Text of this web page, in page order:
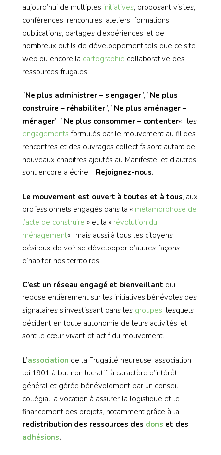
aujourd’hui de multiples initiatives, proposant visites,
conférences, rencontres, ateliers, formations,
publications, partages d’expériences, et de
nombreux outils de développement tels que ce site
web ou encore la cartographie collaborative des
ressources frugales.
“Ne plus administrer – s’engager”, “Ne plus
construire – réhabiliter”, “Ne plus aménager –
ménager”, “Ne plus consommer – contenter« , les
engagements formulés par le mouvement au fil des
rencontres et des ouvrages collectifs sont autant de
nouveaux chapitres ajoutés au Manifeste, et d’autres
sont encore a écrire… Rejoignez-nous.
Le mouvement est ouvert à toutes et à tous, aux
professionnels engagés dans la « métamorphose de
l’acte de construire » et la « révolution du
ménagement« , mais aussi à tous les citoyens
désireux de voir se développer d’autres façons
d’habiter nos territoires.
C’est un réseau engagé et bienveillant qui
repose entièrement sur les initiatives bénévoles des
signataires s’investissant dans les groupes, lesquels
décident en toute autonomie de leurs activités, et
sont le cœur vivant et actif du mouvement.
L’association de la Frugalité heureuse, association
loi 1901 à but non lucratif, à caractère d’intérêt
général et gérée bénévolement par un conseil
collégial, a vocation à assurer la logistique et le
financement des projets, notamment grâce à la
redistribution des ressources des dons et des
adhésions.